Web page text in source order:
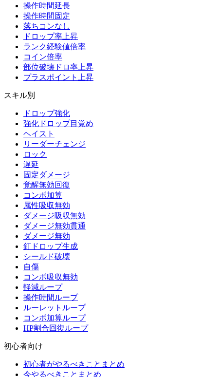
操作時間延長
操作時間固定
落ちコンなし
ドロップ率上昇
ランク経験値倍率
コイン倍率
部位破壊ドロ率上昇
プラスポイント上昇
スキル別
ドロップ強化
強化ドロップ目覚め
ヘイスト
リーダーチェンジ
ロック
遅延
固定ダメージ
覚醒無効回復
コンボ加算
属性吸収無効
ダメージ吸収無効
ダメージ無効貫通
ダメージ無効
釘ドロップ生成
シールド破壊
自傷
コンボ吸収無効
軽減ループ
操作時間ループ
ルーレットループ
コンボ加算ループ
HP割合回復ループ
初心者向け
初心者がやるべきことまとめ
今やるべきことまとめ